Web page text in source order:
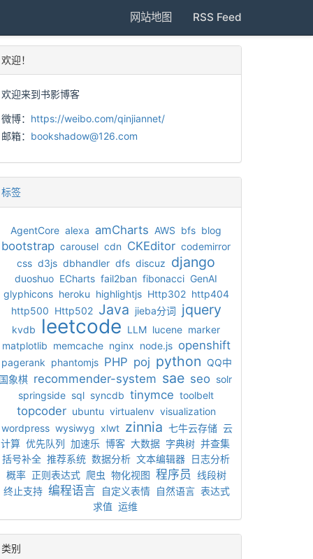
网站地图 RSS Feed
欢迎！
欢迎来到书影博客
微博： https://weibo.com/qinjiannet/
邮箱： bookshadow@126.com
标签
AgentCore alexa amCharts AWS bfs blog
bootstrap carousel cdn CKEditor codemirror
css d3js dbhandler dfs discuz django
duoshuo ECharts fail2ban fibonacci GenAI
glyphicons heroku highlightjs Http302 http404
http500 Http502 Java jieba分词 jquery
kvdb leetcode LLM lucene marker
matplotlib memcache nginx node.js openshift
pagerank phantomjs PHP poj python QQ中
象棋 recommender-system sae seo solr
springside sql syncdb tinymce toolbelt
topcoder ubuntu virtualenv visualization
wordpress wysiwyg xlwt zinnia 七牛云存储 云
计算 优先队列 加速乐 博客 大数据 字典树 并查集
括号补全 推荐系统 数据分析 文本编辑器 日志分析
概率 正则表达式 爬虫 物化视图 程序员 线段树
终止支持 编程语言 自定义表情 自然语言 表达式
求值 运维
类别